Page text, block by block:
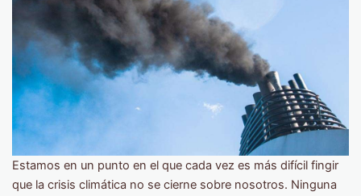
Estamos en un punto en el que cada vez es más difícil fingir
que la crisis climática no se cierne sobre nosotros. Ninguna